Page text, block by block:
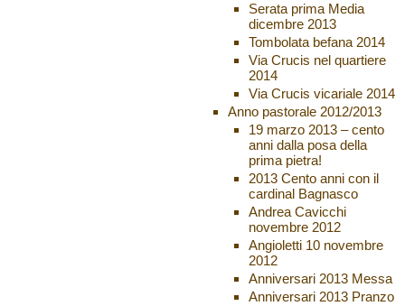
Serata prima Media
dicembre 2013
Tombolata befana 2014
Via Crucis nel quartiere
2014
Via Crucis vicariale 2014
Anno pastorale 2012/2013
19 marzo 2013 – cento
anni dalla posa della
prima pietra!
2013 Cento anni con il
cardinal Bagnasco
Andrea Cavicchi
novembre 2012
Angioletti 10 novembre
2012
Anniversari 2013 Messa
Anniversari 2013 Pranzo